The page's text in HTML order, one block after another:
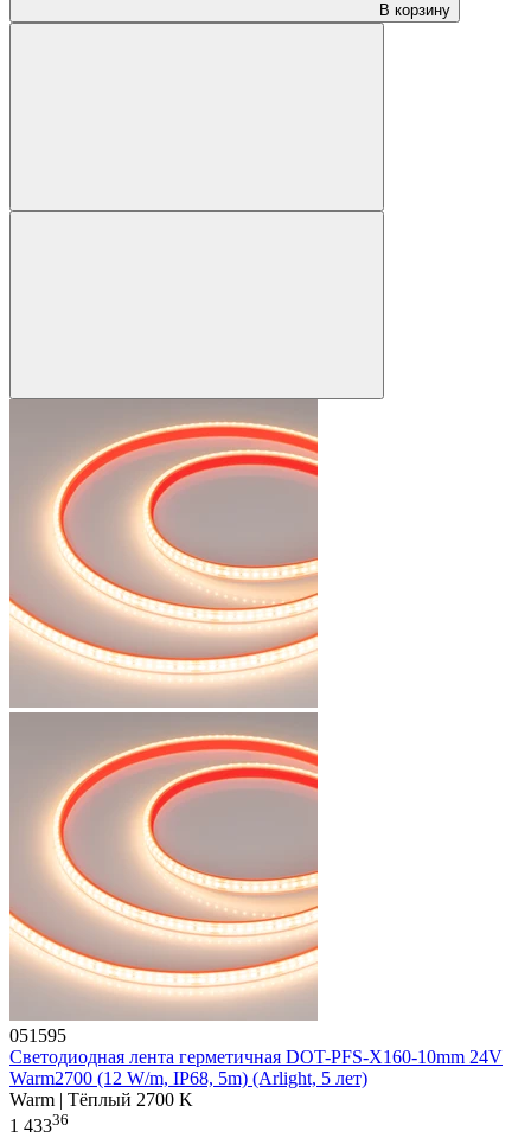
В корзину
051595
Светодиодная лента герметичная DOT-PFS-X160-10mm 24V
Warm2700 (12 W/m, IP68, 5m) (Arlight, 5 лет)
Warm | Тёплый 2700 K
1 43336